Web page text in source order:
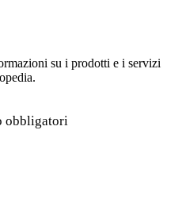
su i prodotti e i servizi
obbligatori